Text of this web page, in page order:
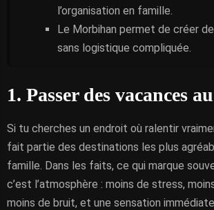
l’organisation en famille.
Le Morbihan permet de créer
sans logistique compliquée.
1. Passer des vacances
Si tu cherches un endroit où ralentir
fait partie des destinations les plus
famille. Dans les faits, ce qui marque
c’est l’atmosphère : moins de stress,
moins de bruit, et une sensation